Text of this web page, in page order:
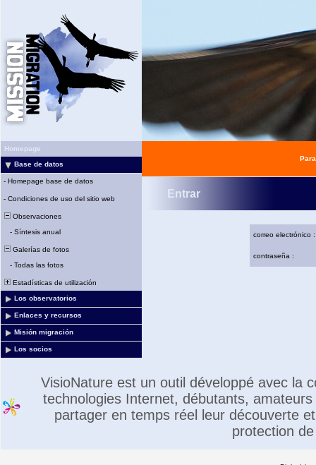
Homepage
Base de datos
- Homepage base de datos
- Condiciones de uso del sitio web
Observaciones
- Síntesis anual
Galerías de fotos
- Todas las fotos
Estadísticas de utilización
Los observatorios
Enlaces y recursos
Misión migración
Los socios
Entrar
correo electrónico :
contraseña :
VisioNature est un outil développé avec la
technologies Internet, débutants,
partager en temps réel leur découverte
protection